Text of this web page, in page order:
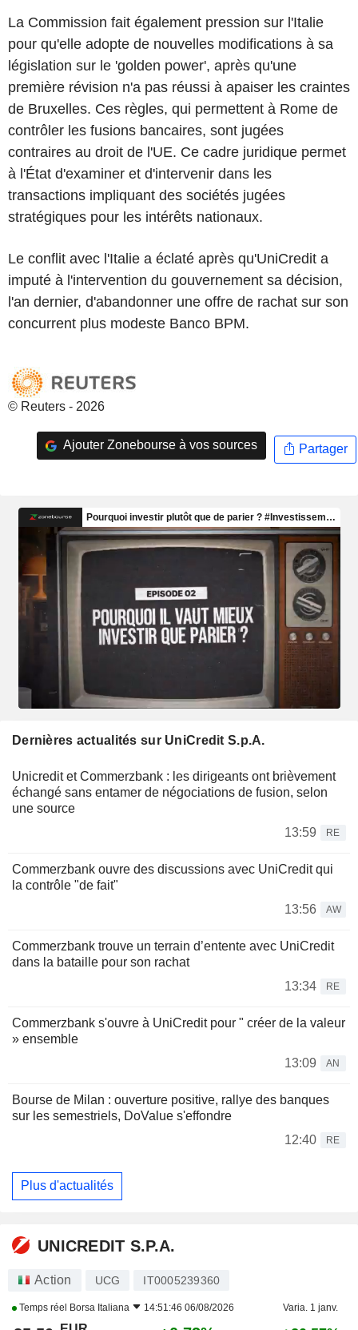
La Commission fait également pression sur l'Italie
pour qu'elle adopte de nouvelles modifications à sa
législation sur le 'golden power', après qu'une
première révision n'a pas réussi à apaiser les craintes
de Bruxelles. Ces règles, qui permettent à Rome de
contrôler les fusions bancaires, sont jugées
contraires au droit de l'UE. Ce cadre juridique permet
à l'État d'examiner et d'intervenir dans les
transactions impliquant des sociétés jugées
stratégiques pour les intérêts nationaux.
Le conflit avec l'Italie a éclaté après qu'UniCredit a
imputé à l'intervention du gouvernement sa décision,
l'an dernier, d'abandonner une offre de rachat sur son
concurrent plus modeste Banco BPM.
© Reuters - 2026
Ajouter Zonebourse à vos sources Partager
Dernières actualités sur UniCredit S.p.A.
Unicredit et Commerzbank : les dirigeants ont brièvement
échangé sans entamer de négociations de fusion, selon
une source
13:59
RE
Commerzbank ouvre des discussions avec UniCredit qui
la contrôle "de fait"
13:56
AW
Commerzbank trouve un terrain d’entente avec UniCredit
dans la bataille pour son rachat
13:34
RE
Commerzbank s'ouvre à UniCredit pour " créer de la valeur
» ensemble
13:09
AN
Bourse de Milan : ouverture positive, rallye des banques
sur les semestriels, DoValue s'effondre
12:40
RE
Plus d'actualités
UNICREDIT S.P.A.
Action UCG IT0005239360
Temps réel Borsa Italiana 14:51:46 06/08/2026 Varia. 1 janv.